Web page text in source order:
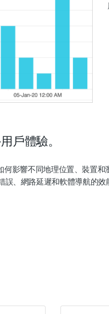
戶體驗。
何影響不同地理位置、裝置和
誤、網路延遲和軟體導航的效